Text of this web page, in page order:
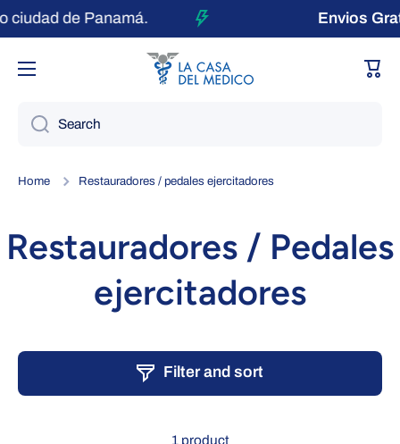
Skip to content
ciudad de Panamá. Envios
Cart
Search
Home Restauradores / pedales ejercitadores
Restauradores / Pedales
ejercitadores
Filter and sort
1 product